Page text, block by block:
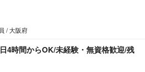
/ 大阪府
4時間からOK/未経験・無資格歓迎/残